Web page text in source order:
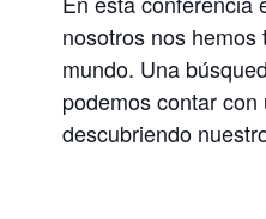
nosotros nos
mundo. Una
podemos contar
descubriendo